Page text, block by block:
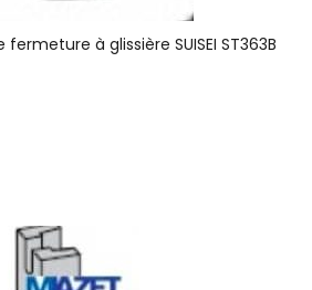
à glissière SUISEI ST363B